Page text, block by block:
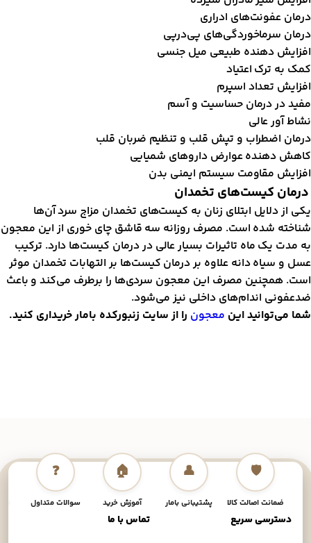
عفونت‌های ادراری
سرما‌خوردگی‌های پی‌در‌پی
دهنده طبیعی میل جنسی
به ترک اعتیاد
تعداد اسپرم
در درمان حساسیت و آسم
آور عالی
اضطراب و تپش قلب و تنظیم ضربان قلب
دهنده عوارض داروهای شمیایی
مقاومت سیستم ایمنی بدن
کیست‌های تخمدان
از دلایل ابتلای زنان به کیست‌های تخمدان مزاج سرد آن‌ها
شده است. مصرف روزانه سه قاشق چای خوری از این معجون
مدت یک ماه تاثیرات بسیار عالی در درمان کیست‌ها دارد. ترکیب
و سیاه دانه علاوه بر درمان کیست‌ها بر التهابات تخمدان موثر
همچنین مصرف این معجون سردی‌ها را برطرف می‌کند و باعث
اندام‌های داخلی نیز می‌شود.
می‌توانید این معجونرا از سایت زنبورکده بامار خریداری کنید.
🛡️
ضمانت اصالت کالا
👤
پشتیبانی بامار
🏠
آموزش خرید
❓
سوالات متداول
دسترسی سریع تماس با ما